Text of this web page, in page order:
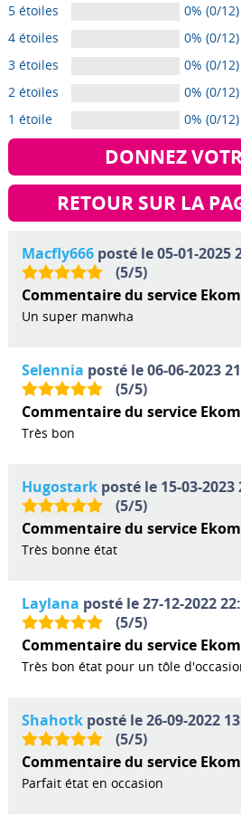
5 étoiles
0% (0/12)
4 étoiles
0% (0/12)
3 étoiles
0% (0/12)
2 étoiles
0% (0/12)
1 étoile
0% (0/12)
DONNEZ
RETOUR SUR LA
Macfly666posté le 05-01-2025
(5/5)
Commentaire du service
Un super manwha
Selennia posté le 06-06-2023
(5/5)
Commentaire du service
Très bon
Hugostarkposté le 15-03-2023
(5/5)
Commentaire du service
Très bonne état
Laylana posté le 27-12-2022
(5/5)
Commentaire du service
Très bon état pour un tôle
Shahotkposté le 26-09-2022
(5/5)
Commentaire du service
Parfait état en occasion